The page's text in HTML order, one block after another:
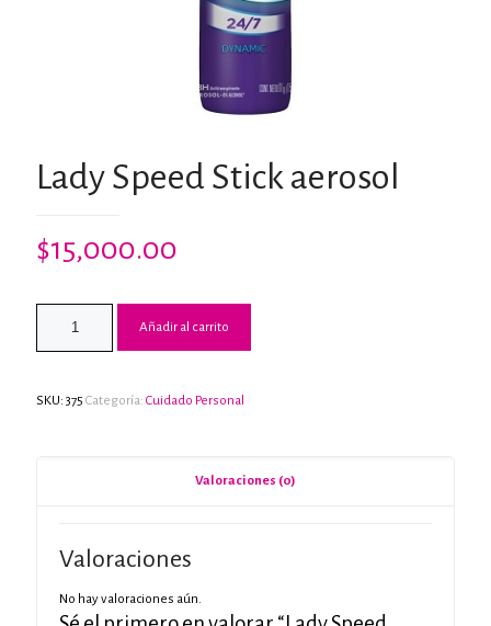
Lady Speed Stick aerosol
$15,000.00
Añadir al carrito
SKU: 375 Categoría: Cuidado Personal
Valoraciones (0)
Valoraciones
No hay valoraciones aún.